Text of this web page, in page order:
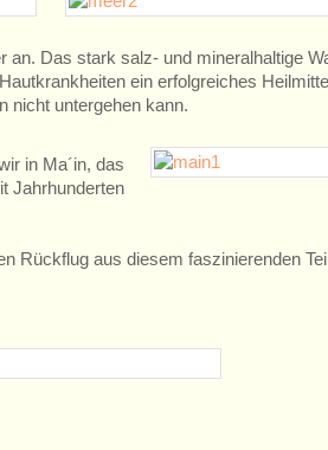
an. Das stark salz- und mineralhaltige
ein erfolgreiches
nicht untergehen kann.
in Ma´in, das
Jahrhunderten
Rückflug aus diesem faszinierenden